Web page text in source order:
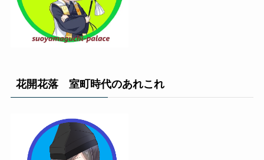
花開花落 室町時代のあれこれ